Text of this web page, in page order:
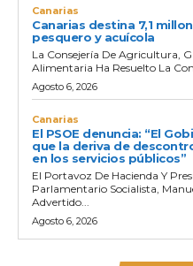
Canarias
Canarias destina 7,1
pesquero y acuícola
La Consejería De Agricultura,
Alimentaria Ha Resuelto La
Agosto 6, 2026
Canarias
El PSOE denuncia: “El
que la deriva de
en los servicios públicos”
El Portavoz De Hacienda Y
Parlamentario Socialista,
Advertido...
Agosto 6, 2026